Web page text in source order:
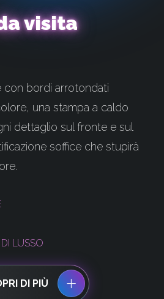
visita
con bordi arrotondati
una stampa a caldo
dettaglio sul fronte e sul
soffice che stupirà
LUSSO
DI PIÙ